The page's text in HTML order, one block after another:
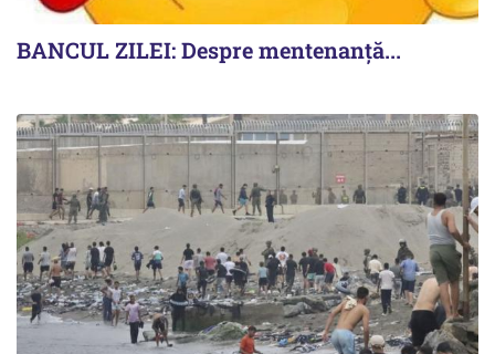
BANCUL ZILEI: Despre mentenanță...